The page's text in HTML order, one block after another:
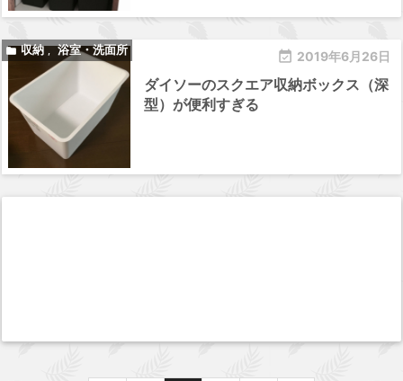
 2019年6月26日
 収納 浴室・洗面所
ダイソーのスクエア収納ボックス（深
型）が便利すぎる